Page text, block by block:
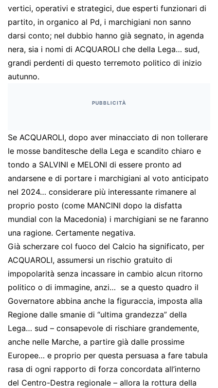
vertici, operativi e strategici, due esperti funzionari di
partito, in organico al Pd, i marchigiani non sanno
darsi conto; nel dubbio hanno già segnato, in agenda
nera, sia i nomi di ACQUAROLI che della Lega… sud,
grandi perdenti di questo terremoto politico di inizio
autunno.
PUBBLICITÀ
Se ACQUAROLI, dopo aver minacciato di non tollerare
le mosse banditesche della Lega e scandito chiaro e
tondo a SALVINI e MELONI di essere pronto ad
andarsene e di portare i marchigiani al voto anticipato
nel 2024… considerare più interessante rimanere al
proprio posto (come MANCINI dopo la disfatta
mundial con la Macedonia) i marchigiani se ne faranno
una ragione. Certamente negativa.
Già scherzare col fuoco del Calcio ha significato, per
ACQUAROLI, assumersi un rischio gratuito di
impopolarità senza incassare in cambio alcun ritorno
politico o di immagine, anzi… se a questo quadro il
Governatore abbina anche la figuraccia, imposta alla
Regione dalle smanie di “ultima grandezza” della
Lega… sud – consapevole di rischiare grandemente,
anche nelle Marche, a partire già dalle prossime
Europee… e proprio per questa persuasa a fare tabula
rasa di ogni rapporto di forza concordata all’interno
del Centro-Destra regionale – allora la rottura della